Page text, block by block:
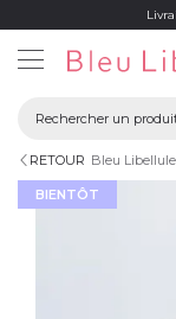
RETOUR Bleu Libellule
BIENTÔT